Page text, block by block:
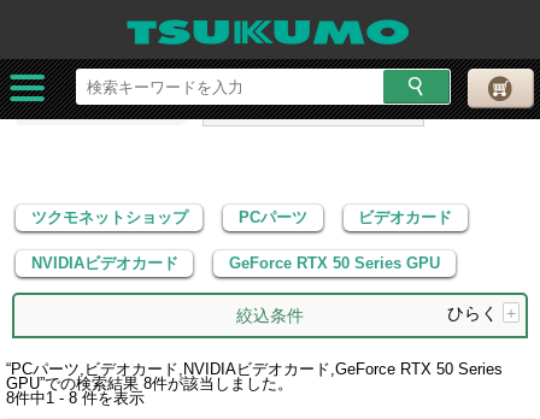
ツクモネットショップ PCパーツ
ビデオカード
NVIDIAビデオカード
GeForce RTX 50 Series GPU
ツクモネットショップ PCパーツ ビデオカード
NVIDIAビデオカード GeForce RTX 50 Series GPU
絞込条件 ひらく +
“PCパーツ,ビデオカード,NVIDIAビデオカード,GeForce RTX 50 Series
GPU”での検索結果 8件が該当しました。
8件中1 - 8 件を表示